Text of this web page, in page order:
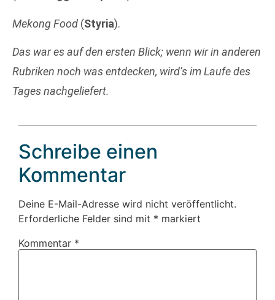
Mekong Food (Styria).
Das war es auf den ersten Blick; wenn wir in anderen
Rubriken noch was entdecken, wird’s im Laufe des
Tages nachgeliefert.
Schreibe einen
Kommentar
Deine E-Mail-Adresse wird nicht veröffentlicht.
Erforderliche Felder sind mit * markiert
Kommentar *